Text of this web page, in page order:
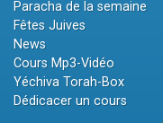
Paracha de la semaine
Fêtes Juives
News
Cours Mp3-Vidéo
Yéchiva Torah-Box
Dédicacer un cours